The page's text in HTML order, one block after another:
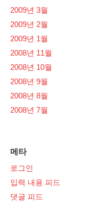
2009년 3월
2009년 2월
2009년 1월
2008년 11월
2008년 10월
2008년 9월
2008년 8월
2008년 7월
메타
로그인
입력 내용 피드
댓글 피드